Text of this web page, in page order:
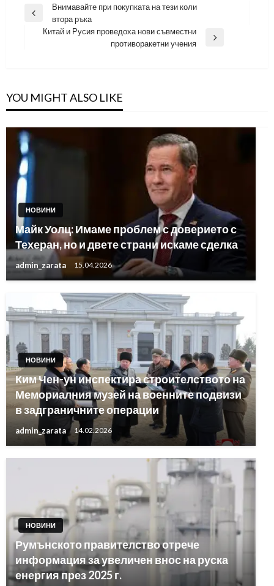
Навигация
Previous
Внимавайте при покупката на тези коли
втора ръка
Китай и Русия проведоха нови съвместни
противоракетни учения
YOU MIGHT ALSO LIKE
НОВИНИ
Майк Уолц: Имаме проблем с доверието с
Техеран, но и двете страни искаме сделка
admin_zarata 15.04.2026
НОВИНИ
Ким Чен-ун инспектира строителството на
Мемориалния музей на военните подвизи
в задграничните операции
admin_zarata 14.02.2026
НОВИНИ
Румънското правителство отрече
информация за увеличен внос на руска
енергия през 2025 г.